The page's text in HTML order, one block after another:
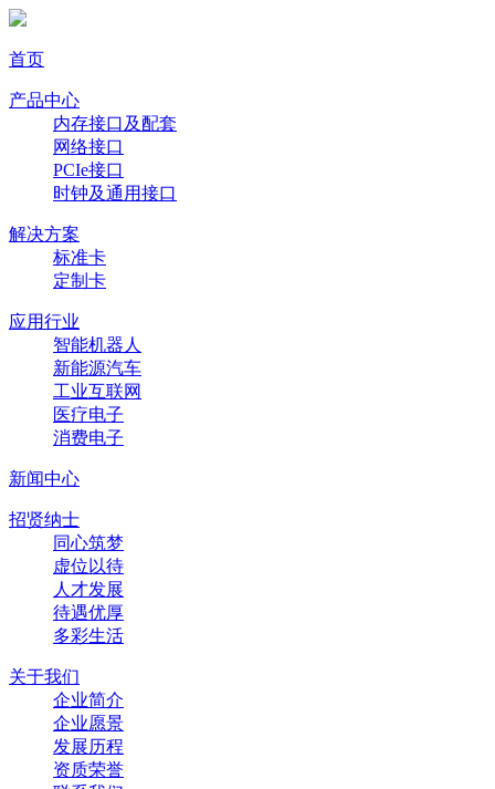
首页
产品中心
内存接口及配套
网络接口
PCIe接口
时钟及通用接口
解决方案
标准卡
定制卡
应用行业
智能机器人
新能源汽车
工业互联网
医疗电子
消费电子
新闻中心
招贤纳士
同心筑梦
虚位以待
人才发展
待遇优厚
多彩生活
关于我们
企业简介
企业愿景
发展历程
资质荣誉